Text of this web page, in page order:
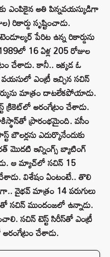
ఎంపికైన అతి పిన్నవయస్కుడిగా
రికార్డు సృష్టించాడు.
పేరిట ఉన్న రికార్డును
16 ఏళ్ల 205 రోజుల
చేశాడు. కానీ.. ఇక్కడ ఓ
ఎంట్రీ ఇచ్చిన సచిన్
మాత్రం దాటలేకపోయాడు.
క్రికెట్‌లో అరంగేట్రం చేశాడు.
ప్రారంభమైంది. వసీం
ఎదుర్కొనేందుకు
మొదటి ఇన్నింగ్స్ బ్యాటింగ్
ఆ మ్యాచ్‌లో సచిన్ 15
చేశాడు. విశేషం ఏంటంటే.. తొలి
వైభవ్ మాత్రం 14 పరుగులు
సచిన్ ముందంజలో ఉన్నాడు.
సచిన్ టెస్ట్‌ సిరీస్‌తో ఎంట్రీ
చేశాడు.